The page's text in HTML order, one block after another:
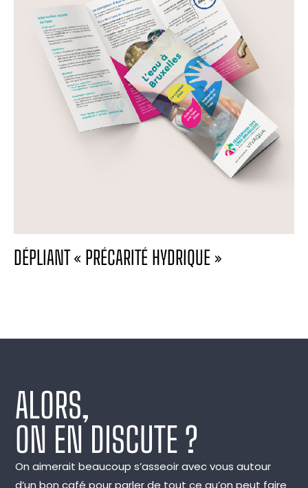
DÉPLIANT « PRÉCARITÉ HYDRIQUE »
DÉPLIANT « PRÉCARITÉ HYDRIQUE »
ALORS,
ON EN DISCUTE ?
On aimerait beaucoup s’asseoir avec vous autour